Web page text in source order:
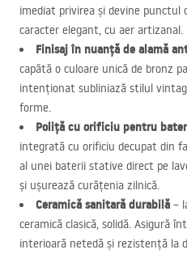
imediat privirea și devine punctul
caracter elegant, cu aer artizanal.
Finisaj în nuanță de alamă
capătă o culoare unică de bronz
intenționat subliniază stilul
forme.
Poliță cu orificiu pentru
integrată cu orificiu decupat din
al unei baterii stative direct pe
și ușurează curățenia zilnică.
Ceramică sanitară durabilă –
ceramică clasică, solidă. Asigură
interioară netedă și rezistență la